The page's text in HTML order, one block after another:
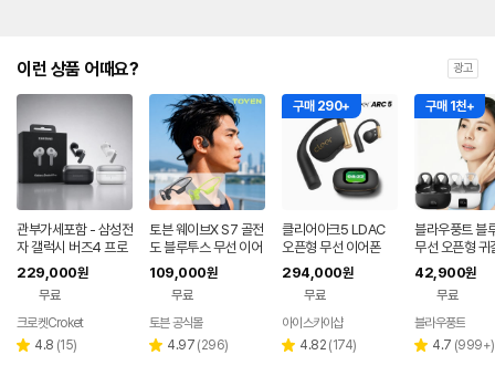
이런 상품 어때요? 광고
관부가세포함 - 삼성전
자 갤럭시 버즈4 프로
R640 노이즈캔슬링
ANC 블루투스 무선
이어폰 관세포함
229,000원
무료
크로켓Croket
별 4.8 리
(15)
토븐 웨이브X S7 골전
도 블루투스 무선 이어
폰 MP3 러닝 수영 자
전거 운동 스포츠 방수
109,000원
무료
토븐 공식몰
별 4.97 리
(296)
구매 290+
클리어아크5 LDAC
오픈형 무선 이어폰
294,000원
무료
페이
아이스카이샵
별 4.82 리
(174)
구매 1천+
블라우풍트 블
무선 오픈형 귀
찌형 이어폰 귀
이어클립 러닝
어폰
42,900원
무료
페
블라우풍트
별 4.7 리
(999+)